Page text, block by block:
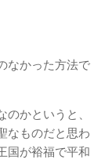
なかった方法で
かというと、
なものだと思わ
国が裕福で平和